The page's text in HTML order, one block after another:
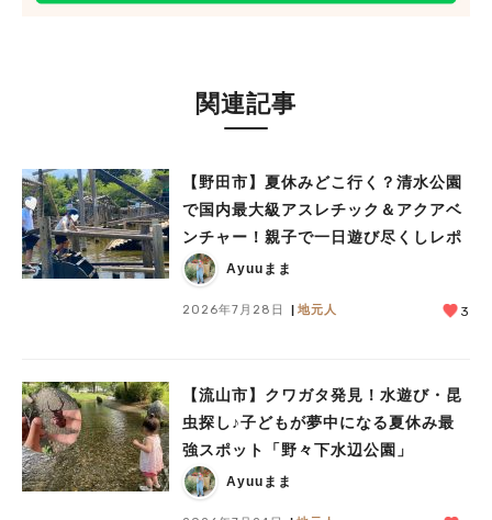
関連記事
【野田市】夏休みどこ行く？清水公園
で国内最大級アスレチック＆アクアベ
ンチャー！親子で一日遊び尽くしレポ
Ayuuまま
2026年7月28日 地元人 3
【流山市】クワガタ発見！水遊び・昆
虫探し♪子どもが夢中になる夏休み最
強スポット「野々下水辺公園」
Ayuuまま